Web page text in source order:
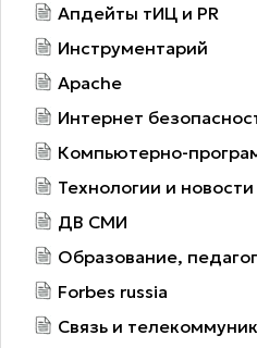
Апдейты тИЦ и PR
Инструментарий
Apache
Интернет
Компьютерно-
Технологии и
ДВ СМИ
Образование,
Forbes russia
Связь и